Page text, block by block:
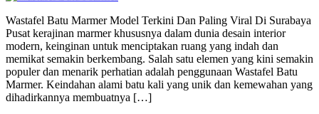
Wastafel Batu Marmer Model Terkini Dan Paling Viral Di Surabaya
Pusat kerajinan marmer khususnya dalam dunia desain interior
modern, keinginan untuk menciptakan ruang yang indah dan
memikat semakin berkembang. Salah satu elemen yang kini semakin
populer dan menarik perhatian adalah penggunaan Wastafel Batu
Marmer. Keindahan alami batu kali yang unik dan kemewahan yang
dihadirkannya membuatnya […]